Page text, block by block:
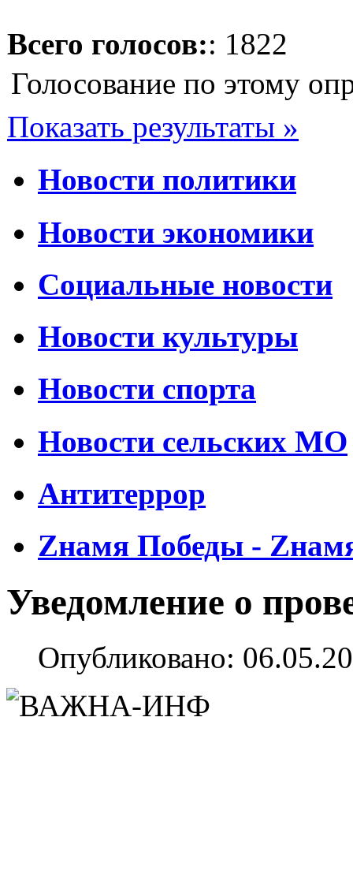
Всего голосов:: 1822
Голосование по этому
Показать результаты »
Новости политики
Новости экономики
Социальные новости
Новости культуры
Новости спорта
Новости сельских МО
Антитеррор
Zнамя Победы -
Уведомление о
Опубликовано: